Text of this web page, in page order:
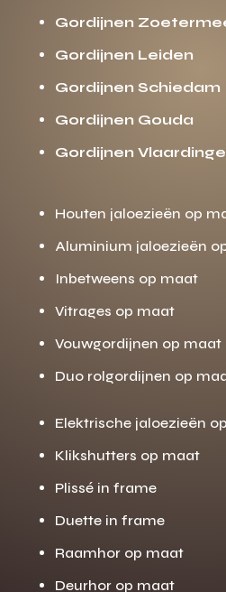
Gordijnen
Gordijnen Leiden
Gordijnen Schiedam
Gordijnen Gouda
Gordijnen
Houten jaloezieën op
Aluminium jaloezieën
Inbetweens op maat
Vitrages op maat
Vouwgordijnen op maat
Duo rolgordijnen op
Elektrische jaloezieën
Klikshutters op maat
Plissé in frame
Duette in frame
Raamhor op maat
Deurhor op maat